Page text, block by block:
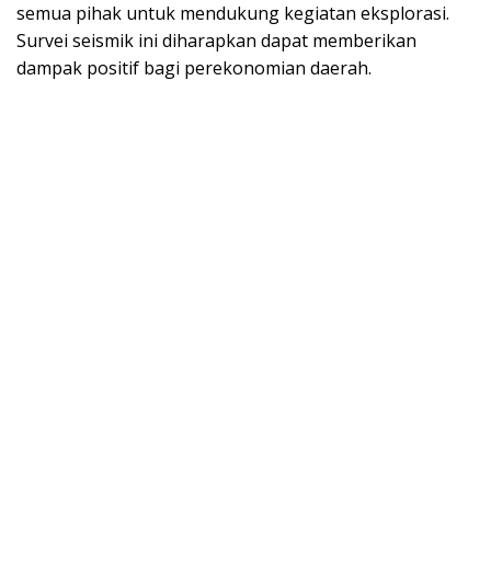
semua pihak untuk mendukung kegiatan eksplorasi.
Survei seismik ini diharapkan dapat memberikan
dampak positif bagi perekonomian daerah.